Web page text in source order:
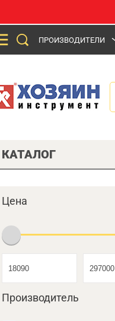
ПРОИЗВОДИТЕЛИ
КАТАЛОГ
Цена
Производитель